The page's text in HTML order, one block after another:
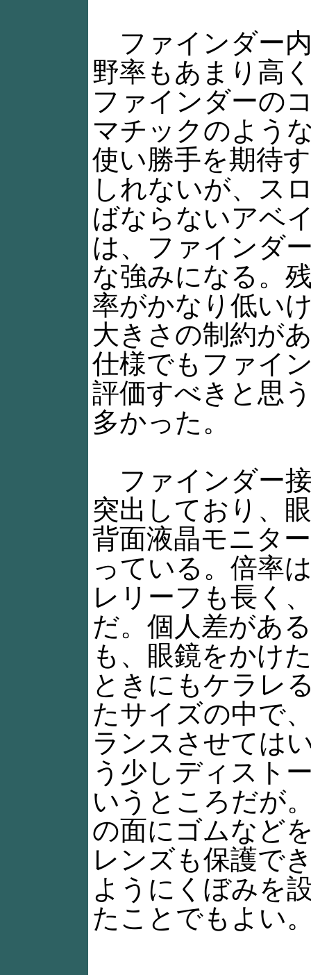
ファインダー
野率もあまり高
ファインダーの
マチックのよう
使い勝手を期待
しれないが、ス
ばならないアベ
は、ファインダ
な強みになる。
率がかなり低い
大きさの制約が
仕様でもファイ
評価すべきと思
多かった。
ファインダー
突出しており、
背面液晶モニタ
っている。倍率
レリーフも長く
だ。個人差があ
も、眼鏡をかけ
ときにもケラレ
たサイズの中で
ランスさせては
う少しディスト
いうところだが
の面にゴムなど
レンズも保護で
ようにくぼみを
たことでもよい